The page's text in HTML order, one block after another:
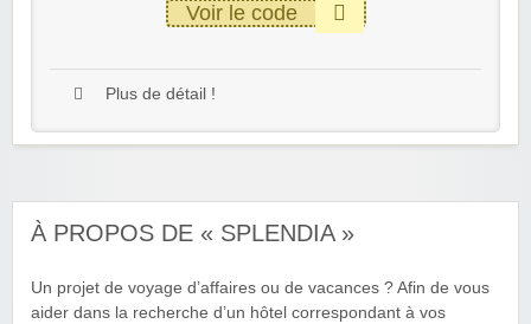
Voir le code
Plus de détail !
À PROPOS DE « SPLENDIA »
Un projet de voyage d’affaires ou de vacances ? Afin de vous
aider dans la recherche d’un hôtel correspondant à vos